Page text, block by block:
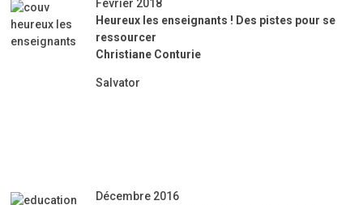
Février 2018
Heureux les enseignants ! Des pistes pour se
ressourcer
Christiane Conturie
Salvator
Décembre 2016